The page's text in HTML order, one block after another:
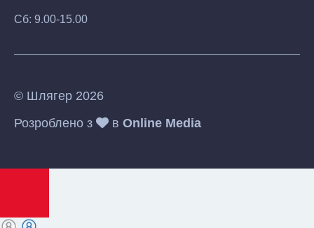
Сб: 9.00-15.00
© Шлягер 2026
Розроблено з
вOnline Media